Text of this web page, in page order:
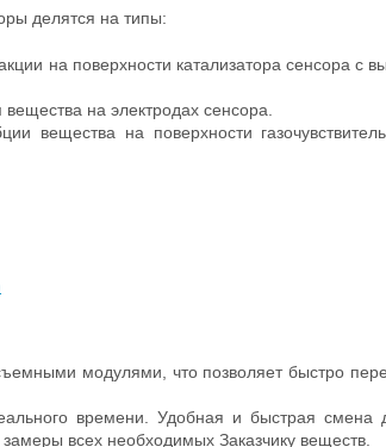
делятся на типы:
на поверхности катализатора сенсора с
на электродах сенсора.
вещества на поверхности
модулями, что позволяет быстро
времени. Удобная и быстрая смена
всех необходимых Заказчику веществ.